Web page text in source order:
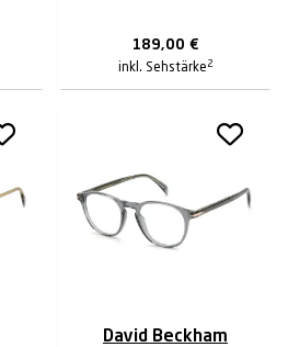
189,00 €
inkl. Sehstärke 2
David Beckham